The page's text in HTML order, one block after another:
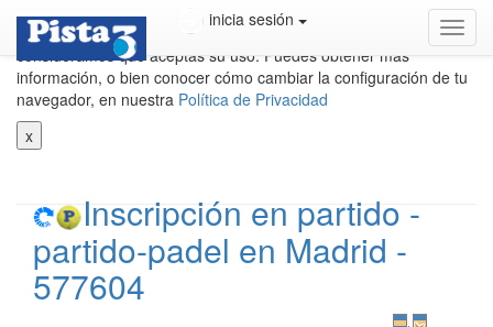
de)
inicia sesión
Utilizamos cookies propias y de terceros para mejorar nuestros
servicios. Si cierras este aviso o continuas navegando,
consideramos que aceptas su uso. Puedes obtener más
información, o bien conocer cómo cambiar la configuración de tu
navegador, en nuestra Política de Privacidad
x
Inscripción en partido -
partido-padel en Madrid -
577604